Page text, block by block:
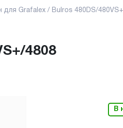
для Grafalex / Bulros 480DS/
4808
В